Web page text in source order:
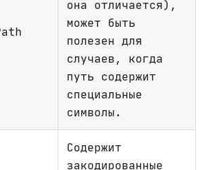
она отличается),
может быть
полезен для
случаев, когда
путь содержит
специальные
символы.
Содержит
закодированные